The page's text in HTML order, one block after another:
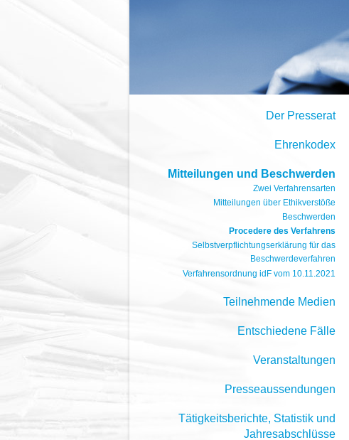
Der Presserat
Ehrenkodex
Mitteilungen und Beschwerden
Zwei Verfahrensarten
Mitteilungen über Ethikverstöße
Beschwerden
Procedere des Verfahrens
Selbstverpflichtungserklärung für das
Beschwerdeverfahren
Verfahrensordnung idF vom 10.11.2021
Teilnehmende Medien
Entschiedene Fälle
Veranstaltungen
Presseaussendungen
Tätigkeitsberichte, Statistik und
Jahresabschlüsse